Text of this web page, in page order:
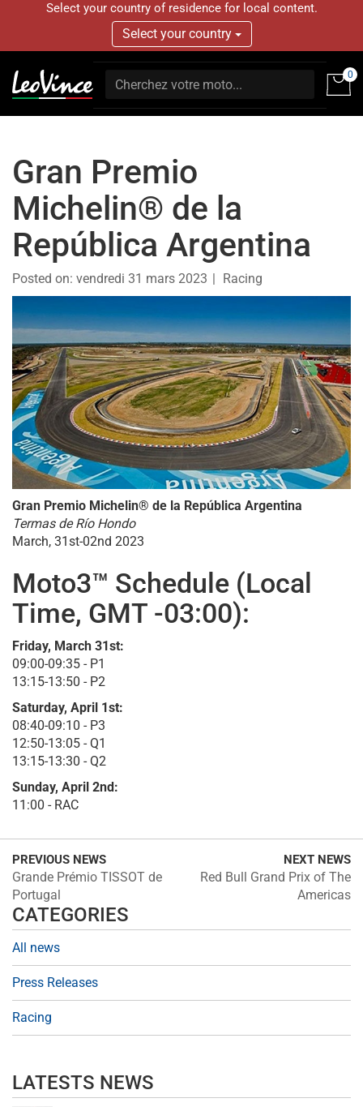
Select your country of residence for local content.
Select your country
0
Gran Premio
Michelin® de la
República Argentina
Posted on: vendredi 31 mars 2023 Racing
Gran Premio Michelin® de la República Argentina
Termas de Río Hondo
March, 31st-02nd 2023
Moto3™ Schedule (Local
Time, GMT -03:00):
Friday, March 31st:
09:00-09:35 - P1
13:15-13:50 - P2
Saturday, April 1st:
08:40-09:10 - P3
12:50-13:05 - Q1
13:15-13:30 - Q2
Sunday, April 2nd:
11:00 - RAC
PREVIOUS NEWS
Grande Prémio TISSOT de
Portugal
NEXT NEWS
Red Bull Grand Prix of The
Americas
CATEGORIES
All news
Press Releases
Racing
LATESTS NEWS